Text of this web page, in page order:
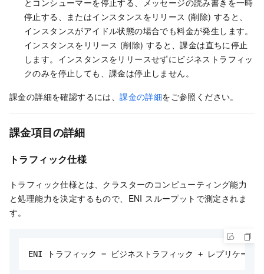
とコンシューマーを停止する、メッセージの読み書きを一時
停止する、またはインスタンスをリリース (削除) すると、
インスタンスがアイドル状態の場合でも料金が発生します。
インスタンスをリリース (削除) すると、課金は直ちに停止
します。インスタンスをリリースせずにビジネストラフィッ
クのみを停止しても、課金は停止しません。
課金の詳細を確認するには、課金の詳細をご参照ください。
課金項目の詳細
トラフィック仕様
トラフィック仕様とは、クラスターのコンピューティング能力
と処理能力を決定するもので、ENI スループットで測定されま
す。
ENI トラフィック = ビジネストラフィック + レプリケーシ